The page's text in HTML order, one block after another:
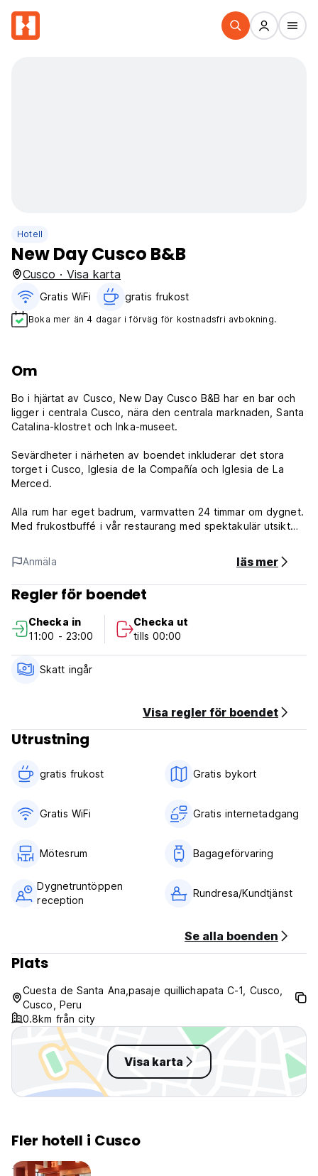
Hotell
New Day Cusco B&B
Cusco · Visa karta
Gratis WiFi gratis frukost‎
Boka mer än 4 dagar i förväg för kostnadsfri avbokning.
Om
Bo i hjärtat av Cusco, New Day Cusco B&B har en bar och
ligger i centrala Cusco, nära den centrala marknaden, Santa
Catalina-klostret och Inka-museet.
Sevärdheter i närheten av boendet inkluderar det stora
torget i Cusco, Iglesia de la Compañía och Iglesia de La
Merced.
Alla rum har eget badrum, varmvatten 24 timmar om dygnet.
Med frukostbuffé i vår restaurang med spektakulär utsikt
Detta bed and breakfast serverar en amerikansk frukost.
New Day Cusco B&B har en terrass, WiFi och
turistinformation.
New Day Cusco B&B Policy och villkor:
Avbokningsregler: 72h före ankomst. Vid sen avbokning
eller utebliven ankomst kommer du att debiteras den första
Incheckning från 11.00 till 23.00
Skatter ingår ej (10 % serviceavgift)
Frukost ingår
Allmän:
24 timmars reception.
Inga speciella villkor (Auto-translated from original
Anmäla läs mer
Regler för boendet
Checka in
11:00 - 23:00
Checka ut
tills 00:00
Skatt ingår
Visa regler för boendet
Utrustning
gratis frukost‎ Gratis bykort
Gratis WiFi Gratis internetadgang
Mötesrum Bagageförvaring
Dygnetruntöppen
reception
Rundresa/Kundtjänst
Se alla boenden
Plats
Cuesta de Santa Ana,pasaje quillichapata C-1, Cusco,
Cusco, Peru
0.8km från city
Visa karta
Fler hotell i Cusco